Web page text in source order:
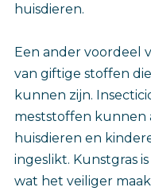
huisdieren.
Een ander voordeel
van giftige stoffen
kunnen zijn.
meststoffen kunnen
huisdieren en
ingeslikt. Kunstgras
wat het veiliger